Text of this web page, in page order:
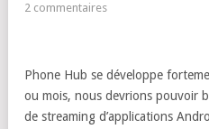
2 commentaires
Phone Hub se développe
ou mois, nous devrions pouvoir
de streaming d’applications